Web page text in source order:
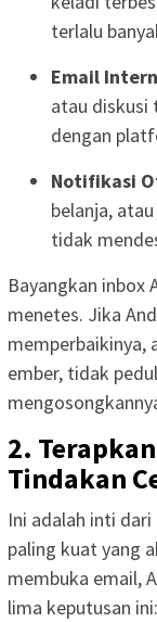
terlalu
Email
atau diskusi
dengan
Notifikasi
belanja,
tidak
Bayangkan inbox
menetes. Jika
memperbaikinya,
ember, tidak
2.
Tindakan
Ini adalah inti
paling kuat yang
membuka email,
lima keputusan ini: